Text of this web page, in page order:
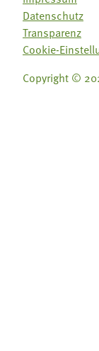
Datenschutz
Transparenz
Cookie-
Copyright ©